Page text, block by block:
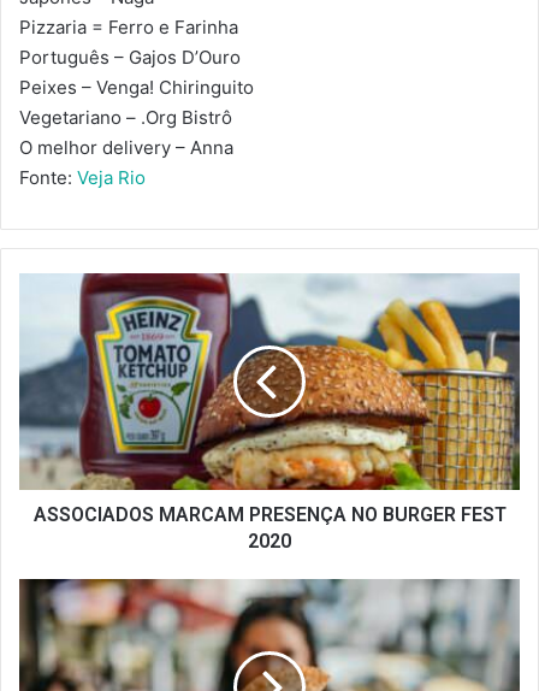
Pizzaria = Ferro e Farinha
Português – Gajos D’Ouro
Peixes – Venga! Chiringuito
Vegetariano – .Org Bistrô
O melhor delivery – Anna
Fonte: Veja Rio
ASSOCIADOS
PRESENÇA
NO
2020
ASSOCIADOS MARCAM PRESENÇA NO BURGER FEST
2020
DEGUSTA
TIJUCA
JÁ